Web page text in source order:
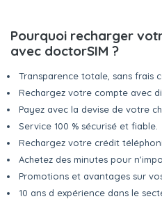
Pourquoi recharger
avec doctorSIM ?
Transparence totale, sans frais
Rechargez votre compte avec
Payez avec la devise de votre
Service 100 % sécurisé et fiable.
Rechargez votre crédit
Achetez des minutes pour
Promotions et avantages sur
10 ans d expérience dans le